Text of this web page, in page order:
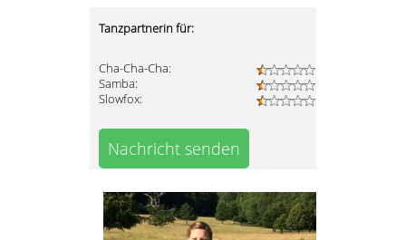
Tanzpartnerin für:
Cha-Cha-Cha:
Samba:
Slowfox:
Nachricht senden